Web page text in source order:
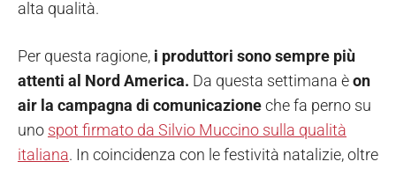
alta qualità.
Per questa ragione, i produttori sono sempre più
attenti al Nord America. Da questa settimana èon
air la campagna di comunicazioneche fa perno su
uno spot firmato da Silvio Muccino sulla qualità
italiana. In coincidenza con le festività natalizie, oltre